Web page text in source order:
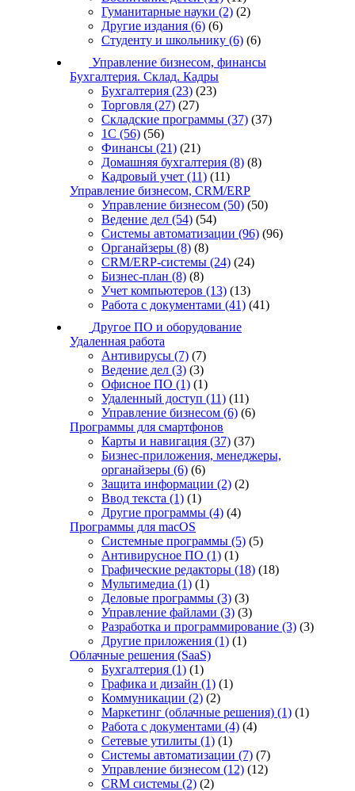
Гуманитарные науки (2) (2)
Другие издания (6) (6)
Студенту и школьнику (6) (6)
Управление бизнесом, финансы
Бухгалтерия. Склад. Кадры
Бухгалтерия (23) (23)
Торговля (27) (27)
Складские программы (37) (37)
1С (56) (56)
Финансы (21) (21)
Домашняя бухгалтерия (8) (8)
Кадровый учет (11) (11)
Управление бизнесом, CRM/ERP
Управление бизнесом (50) (50)
Ведение дел (54) (54)
Системы автоматизации (96) (96)
Органайзеры (8) (8)
CRM/ERP-системы (24) (24)
Бизнес-план (8) (8)
Учет компьютеров (13) (13)
Работа с документами (41) (41)
Другое ПО и оборудование
Удаленная работа
Антивирусы (7) (7)
Ведение дел (3) (3)
Офисное ПО (1) (1)
Удаленный доступ (11) (11)
Управление бизнесом (6) (6)
Программы для смартфонов
Карты и навигация (37) (37)
Бизнес-приложения, менеджеры,
органайзеры (6) (6)
Защита информации (2) (2)
Ввод текста (1) (1)
Другие программы (4) (4)
Программы для macOS
Системные программы (5) (5)
Антивирусное ПО (1) (1)
Графические редакторы (18) (18)
Мультимедиа (1) (1)
Деловые программы (3) (3)
Управление файлами (3) (3)
Разработка и программирование (3) (3)
Другие приложения (1) (1)
Облачные решения (SaaS)
Бухгалтерия (1) (1)
Графика и дизайн (1) (1)
Коммуникации (2) (2)
Маркетинг (облачные решения) (1) (1)
Работа с документами (4) (4)
Сетевые утилиты (1) (1)
Системы автоматизации (7) (7)
Управление бизнесом (12) (12)
CRM системы (2) (2)